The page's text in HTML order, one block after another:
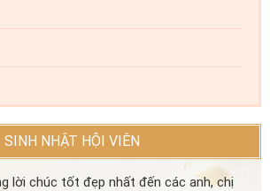
SINH NHẬT HỘI VIÊN
lời chúc tốt đẹp nhất đến các anh, chị